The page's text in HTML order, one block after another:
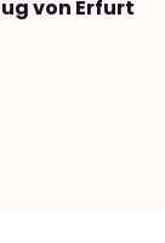
von Erfurt